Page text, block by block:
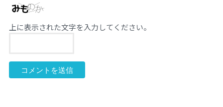
上に表示された文字を入力してください。